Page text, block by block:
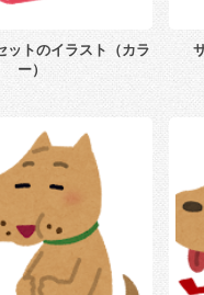
ットのイラスト（カラ
ー）